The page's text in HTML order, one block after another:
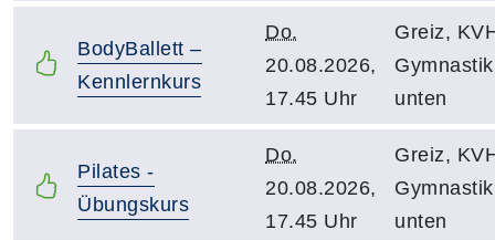
BodyBallett –
Kennlernkurs
Do.
20.08.2026,
17.45 Uhr
Greiz,
unten
Pilates -
Übungskurs
Do.
20.08.2026,
17.45 Uhr
Greiz,
unten